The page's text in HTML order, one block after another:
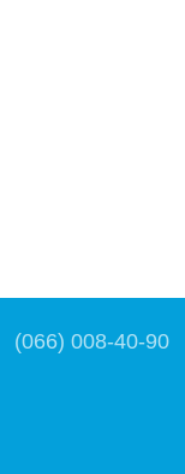
(066) 008-40-90